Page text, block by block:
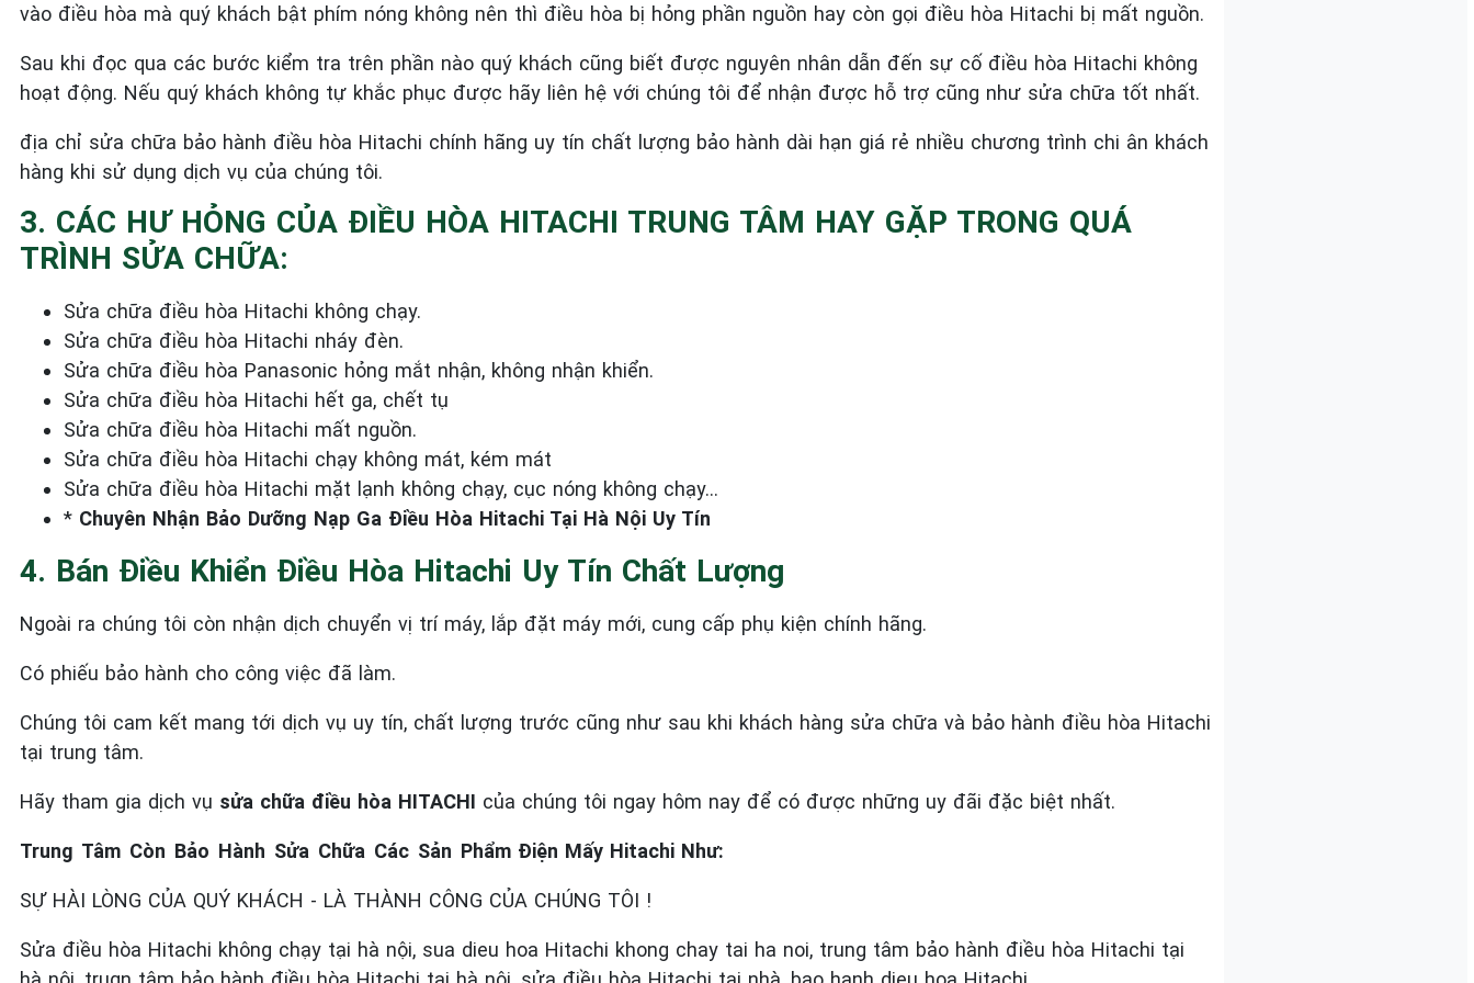
vào điều hòa mà quý khách bật phím nóng không nên thì điều hòa bị hỏng phần nguồn hay còn gọi điều hòa Hitachi bị mất nguồn.
Sau khi đọc qua các bước kiểm tra trên phần nào quý khách cũng biết được nguyên nhân dẫn đến sự cố điều hòa Hitachi không
hoạt động. Nếu quý khách không tự khắc phục được hãy liên hệ với chúng tôi để nhận được hỗ trợ cũng như sửa chữa tốt nhất.
địa chỉ sửa chữa bảo hành điều hòa Hitachi chính hãng uy tín chất lượng bảo hành dài hạn giá rẻ nhiều chương trình chi ân khách
hàng khi sử dụng dịch vụ của chúng tôi.
3. CÁC HƯ HỎNG CỦA ĐIỀU HÒA HITACHI TRUNG TÂM HAY GẶP TRONG QUÁ
TRÌNH SỬA CHỮA:
Sửa chữa điều hòa Hitachi không chạy.
Sửa chữa điều hòa Hitachi nháy đèn.
Sửa chữa điều hòa Panasonic hỏng mắt nhận, không nhận khiển.
Sửa chữa điều hòa Hitachi hết ga, chết tụ
Sửa chữa điều hòa Hitachi mất nguồn.
Sửa chữa điều hòa Hitachi chạy không mát, kém mát
Sửa chữa điều hòa Hitachi mặt lạnh không chạy, cục nóng không chạy…
* Chuyên Nhận Bảo Dưỡng Nạp Ga Điều Hòa Hitachi Tại Hà Nội Uy Tín
4. Bán Điều Khiển Điều Hòa Hitachi Uy Tín Chất Lượng
Ngoài ra chúng tôi còn nhận dịch chuyển vị trí máy, lắp đặt máy mới, cung cấp phụ kiện chính hãng.
Có phiếu bảo hành cho công việc đã làm.
Chúng tôi cam kết mang tới dịch vụ uy tín, chất lượng trước cũng như sau khi khách hàng sửa chữa và bảo hành điều hòa Hitachi
tại trung tâm.
Hãy tham gia dịch vụ sửa chữa điều hòa HITACHI của chúng tôi ngay hôm nay để có được những uy đãi đặc biệt nhất.
Trung Tâm Còn Bảo Hành Sửa Chữa Các Sản Phẩm Điện Mấy Hitachi Như:
SỰ HÀI LÒNG CỦA QUÝ KHÁCH - LÀ THÀNH CÔNG CỦA CHÚNG TÔI !
Sửa điều hòa Hitachi không chạy tại hà nội, sua dieu hoa Hitachi khong chay tai ha noi, trung tâm bảo hành điều hòa Hitachi tại